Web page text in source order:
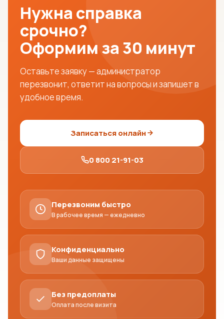
Нужна справка
срочно?
Оформим за 30 минут
Оставьте заявку — администратор
перезвонит, ответит на вопросы и запишет в
удобное время.
Записаться онлайн
0 800 21-91-03
Перезвоним быстро
В рабочее время — ежедневно
Конфиденциально
Ваши данные защищены
Без предоплаты
Оплата после визита